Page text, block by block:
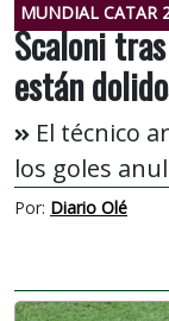
MUNDIAL CATAR
Scaloni
están
El técnico
los goles
Por: Diario Olé